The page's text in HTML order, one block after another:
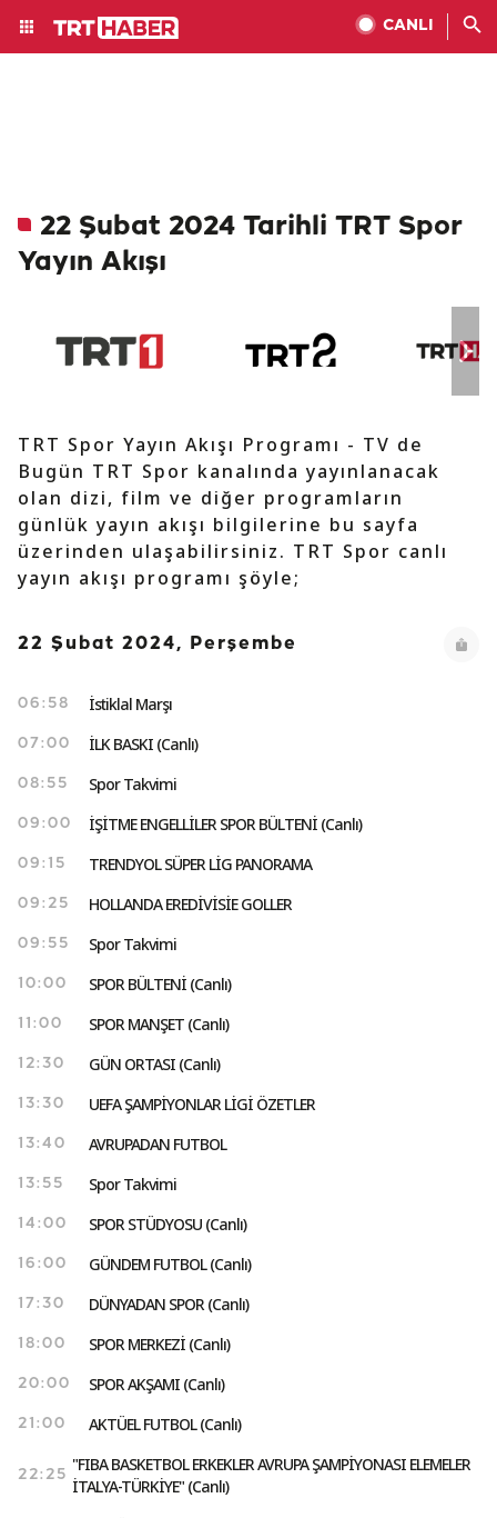
CANLI
22 Şubat 2024 Tarihli TRT Spor
Yayın Akışı
TRT Spor Yayın Akışı Programı - TV de
Bugün TRT Spor kanalında yayınlanacak
olan dizi, film ve diğer programların
günlük yayın akışı bilgilerine bu sayfa
üzerinden ulaşabilirsiniz. TRT Spor canlı
yayın akışı programı şöyle;
22 Şubat 2024, Perşembe
06:58 İstiklal Marşı
07:00 İLK BASKI (Canlı)
08:55 Spor Takvimi
09:00 İŞİTME ENGELLİLER SPOR BÜLTENİ (Canlı)
09:15 TRENDYOL SÜPER LİG PANORAMA
09:25 HOLLANDA EREDİVİSİE GOLLER
09:55 Spor Takvimi
10:00 SPOR BÜLTENİ (Canlı)
11:00 SPOR MANŞET (Canlı)
12:30 GÜN ORTASI (Canlı)
13:30 UEFA ŞAMPİYONLAR LİGİ ÖZETLER
13:40 AVRUPADAN FUTBOL
13:55 Spor Takvimi
14:00 SPOR STÜDYOSU (Canlı)
16:00 GÜNDEM FUTBOL (Canlı)
17:30 DÜNYADAN SPOR (Canlı)
18:00 SPOR MERKEZİ (Canlı)
20:00 SPOR AKŞAMI (Canlı)
21:00 AKTÜEL FUTBOL (Canlı)
22:25
"FIBA BASKETBOL ERKEKLER AVRUPA ŞAMPİYONASI ELEMELER
İTALYA-TÜRKİYE" (Canlı)